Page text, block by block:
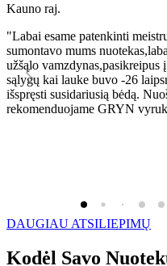
Kauno raj.
"Labai esame patenkinti
sumontavo mums
užšąlo vamzdynas,pasikreipus
sąlygų kai lauke buvo -26
išspręsti susidariusią bėdą.
rekomenduojame GRYN
DAUGIAU ATSILIEPIMŲ
Kodėl Savo